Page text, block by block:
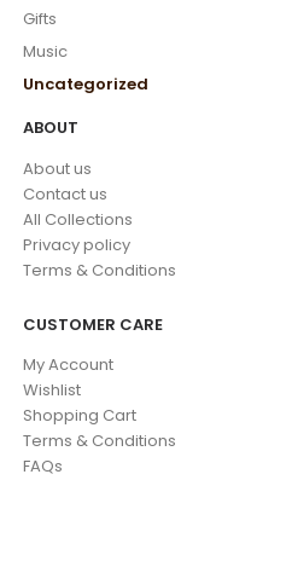
Gifts
Music
Uncategorized
ABOUT
About us
Contact us
All Collections
Privacy policy
Terms & Conditions
CUSTOMER CARE
My Account
Wishlist
Shopping Cart
Terms & Conditions
FAQs